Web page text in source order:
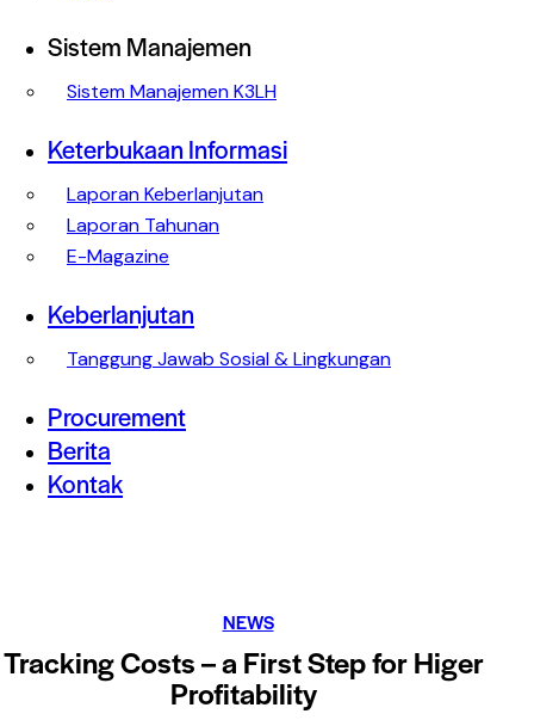
Sistem Manajemen
Sistem Manajemen K3LH
Keterbukaan Informasi
Laporan Keberlanjutan
Laporan Tahunan
E-Magazine
Keberlanjutan
Tanggung Jawab Sosial & Lingkungan
Procurement
Berita
Kontak
NEWS
Tracking Costs – a First Step for Higer
Profitability